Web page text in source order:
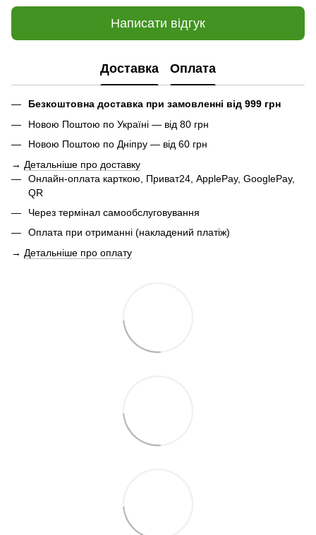
Написати відгук
Доставка Оплата
Безкоштовна доставка при замовленні від 999 грн
Новою Поштою по Україні — від 80 грн
Новою Поштою по Дніпру — від 60 грн
→ Детальніше про доставку
Онлайн-оплата карткою, Приват24, ApplePay, GooglePay,
QR
Через термінал самообслуговування
Оплата при отриманні (накладений платіж)
→ Детальніше про оплату